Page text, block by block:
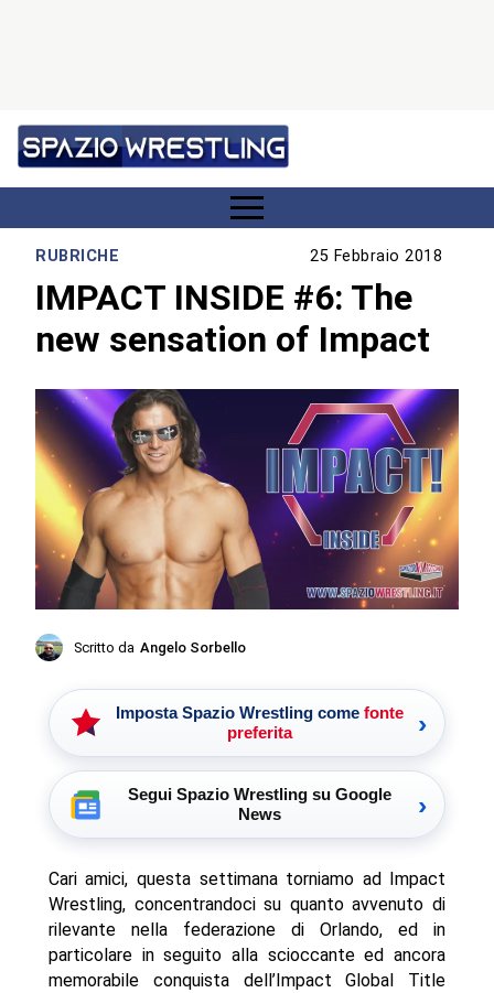
RUBRICHE 25 Febbraio 2018
IMPACT INSIDE #6: The
new sensation of Impact
Scritto da Angelo Sorbello
Imposta Spazio Wrestling come fonte
preferita
›
Segui Spazio Wrestling su Google
News
›
Cari amici, questa settimana torniamo ad Impact
Wrestling, concentrandoci su quanto avvenuto di
rilevante nella federazione di Orlando, ed in
particolare in seguito alla scioccante ed ancora
memorabile conquista dell’Impact Global Title